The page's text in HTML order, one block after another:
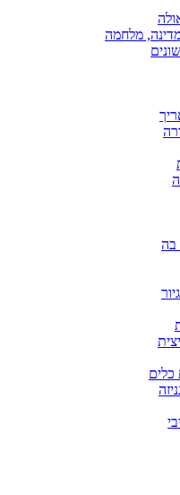
מלחמה
בה
כלים